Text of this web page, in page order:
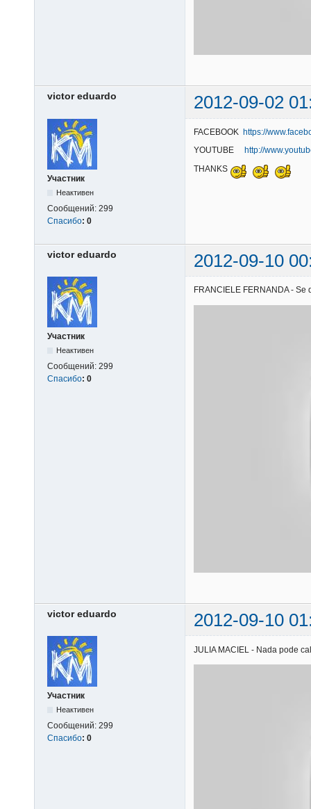
victor eduardo 2012-09-02
Участник
Неактивен
Сообщений: 299
Спасибо: 0
FACEBOOK https://
YOUTUBE http://
THANKS
victor eduardo 2012-09-10
Участник
Неактивен
Сообщений: 299
Спасибо: 0
FRANCIELE FERNANDA -
victor eduardo 2012-09-10
Участник
Неактивен
Сообщений: 299
Спасибо: 0
JULIA MACIEL - Nada pode